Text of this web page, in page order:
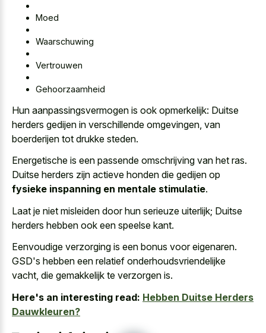
Moed
Waarschuwing
Vertrouwen
Gehoorzaamheid
Hun aanpassingsvermogen is ook opmerkelijk: Duitse
herders gedijen in verschillende omgevingen, van
boerderijen tot drukke steden.
Energetische is een passende omschrijving van het ras.
Duitse herders zijn actieve honden die gedijen op
fysieke inspanning en mentale stimulatie.
Laat je niet misleiden door hun serieuze uiterlijk; Duitse
herders hebben ook een speelse kant.
Eenvoudige verzorging is een bonus voor eigenaren.
GSD's hebben een relatief onderhoudsvriendelijke
vacht, die gemakkelijk te verzorgen is.
Here's an interesting read: Hebben Duitse Herders
Dauwkleuren?